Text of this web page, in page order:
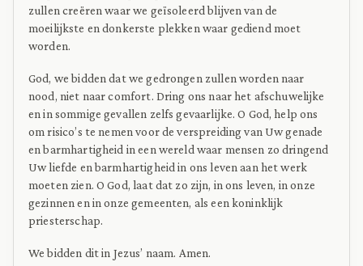
zullen creëren waar we geïsoleerd blijven van de
moeilijkste en donkerste plekken waar gediend moet
worden.
God, we bidden dat we gedrongen zullen worden naar
nood, niet naar comfort. Dring ons naar het afschuwelijke
en in sommige gevallen zelfs gevaarlijke. O God, help ons
om risico’s te nemen voor de verspreiding van Uw genade
en barmhartigheid in een wereld waar mensen zo dringend
Uw liefde en barmhartigheid in ons leven aan het werk
moeten zien. O God, laat dat zo zijn, in ons leven, in onze
gezinnen en in onze gemeenten, als een koninklijk
priesterschap.
We bidden dit in Jezus’ naam. Amen.